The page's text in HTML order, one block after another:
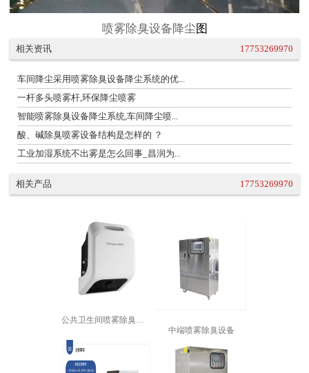
喷雾除臭设备降尘图
相关资讯 17753269970
车间降尘采用喷雾除臭设备降尘系统的优...
一杆多头喷雾杆,环保降尘喷雾
智能喷雾除臭设备降尘系统,车间降尘喷...
酸、碱除臭喷雾设备结构是怎样的 ？
工业加湿系统不出雾是怎么回事_昌润为...
相关产品 17753269970
公共卫生间喷雾除臭设备
中端喷雾除臭设备